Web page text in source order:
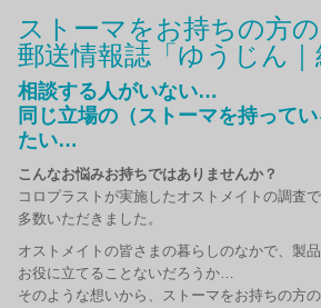
ストーマをお持ちの方
郵送情報誌「ゆうじん｜
相談する人がいない…
同じ立場の（ストーマを持って
たい…
こんなお悩みお持ちではありませんか？
コロプラストが実施したオストメイトの調査
多数いただきました。
オストメイトの皆さまの暮らしのなかで、製
お役に立てることないだろうか…
そのような想いから、ストーマをお持ちの方